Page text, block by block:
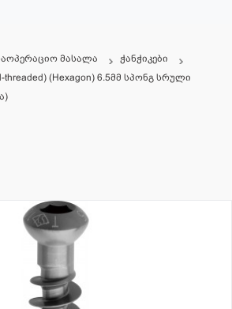
მასალა
ჭანჭიკები
threaded) (Hexagon) 6.5მმ სპონგ სრული